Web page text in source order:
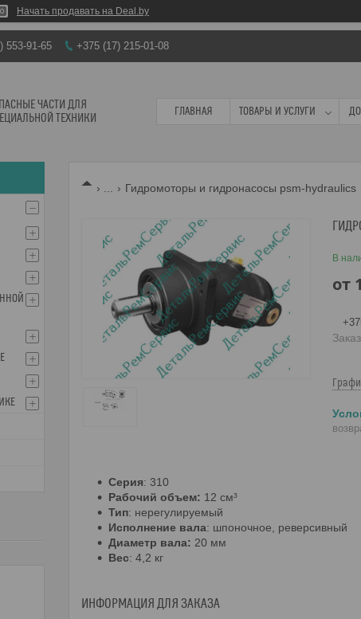
Начать продавать на Deal.by
553-91-65 +375 (17) 215-01-08
ЧАСТИ ДЛЯ
ТЕХНИКИ
ГЛАВНАЯ ТОВАРЫ И УСЛУГИ
Гидромоторы и гидронасосы psm-hydraulics
В
от 1
Серия: 310
Рабочий объем: 12 см³
Тип: нерегулируемый
Исполнение вала: шпоночное, реверсивный
Диаметр вала: 20 мм
Вес: 4,2 кг
ИНФОРМАЦИЯ ДЛЯ ЗАКАЗА